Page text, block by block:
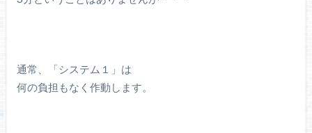
通常、「システム１」は
何の負担もなく作動します。